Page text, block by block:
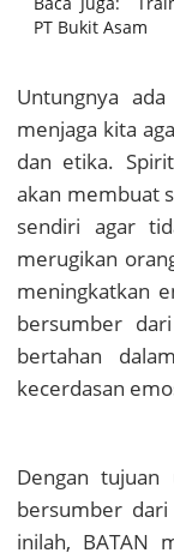
PT Bukit Asam
Untungnya
menjaga kita
dan etika.
akan membuat
sendiri agar
merugikan
meningkatkan
bersumber
bertahan
kecerdasan
Dengan tujuan
bersumber
inilah, BATAN